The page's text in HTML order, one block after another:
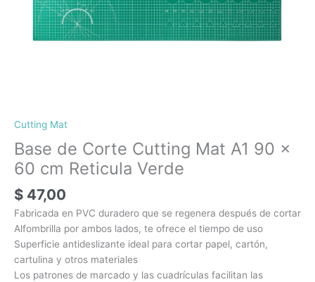
Cutting Mat
Base de Corte Cutting Mat A1 90 x
60 cm Reticula Verde
$ 47,00
Fabricada en PVC duradero que se regenera después de cortar
Alfombrilla por ambos lados, te ofrece el tiempo de uso
Superficie antideslizante ideal para cortar papel, cartón,
cartulina y otros materiales
Los patrones de marcado y las cuadrículas facilitan las